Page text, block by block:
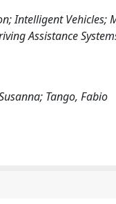
Intelligent Vehicles;
Assistance
Tango, Fabio